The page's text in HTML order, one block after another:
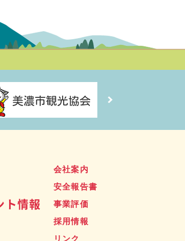
ト情報
会社案内
安全報告書
事業評価
採用情報
リンク